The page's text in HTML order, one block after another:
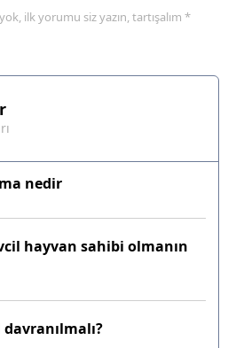
ilk yorumu siz yazın, tartışalım *
nedir
hayvan sahibi olmanın